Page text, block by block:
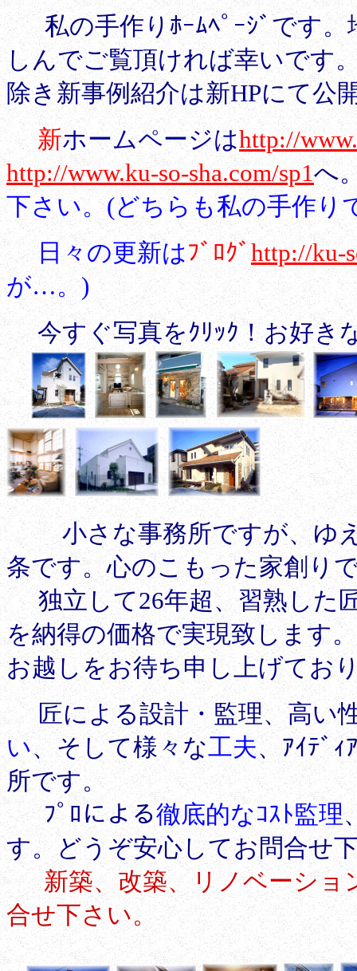
私の手作りﾎｰﾑﾍﾟｰｼﾞです
しんでご覧頂ければ幸いです
除き新事例紹介は新HPにて公
新ホームページはhttp://
http://www.ku-so-sha.com/sp1へ
下さい。(どちらも私の手作り
日々の更新はﾌﾞﾛｸﾞ http://ku-
が…。)
今すぐ写真をｸﾘｯｸ！お好き
小さな事務所ですが、ゆ
条です。心のこもった家創り
独立して26年超、習熟した
を納得の価格で実現致します
お越しをお待ち申し上げてお
匠による設計・監理、 高い
い、そして様々な工夫、ｱｲﾃﾞ
所です。
ﾌﾟﾛによる徹底的なｺｽﾄ監理
す。どうぞ安心してお問合せ
新築、改築、リノベーショ
合せ下さい。